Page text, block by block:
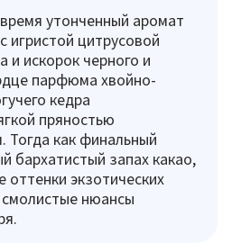
утонченный аромат
игристой цитрусовой
и искорок черного и
парфюма хвойно-
кедра
пряностью
Тогда как финальный
бархатистый запах какао,
экзотических
нюансы